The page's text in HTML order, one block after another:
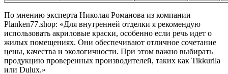
По мнению эксперта Николая Романова из компании
Planken77.shop: «Для внутренней отделки я рекомендую
использовать акриловые краски, особенно если речь идет о
жилых помещениях. Они обеспечивают отличное сочетание
цены, качества и экологичности. При этом важно выбирать
продукцию проверенных производителей, таких как Tikkurila
или Dulux.»